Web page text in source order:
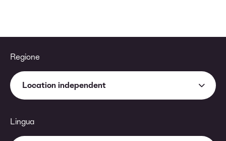
Regione
Location independent
Lingua